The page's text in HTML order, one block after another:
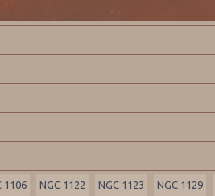
1106 NGC 1122 NGC 1123 NGC 1129